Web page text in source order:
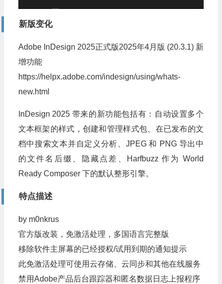
新版变化
Adobe InDesign 2025正式版2025年4月版 (20.3.1) 新
增功能
https://helpx.adobe.com/indesign/using/whats-
new.html
InDesign 2025 带来的新功能包括有：自动设置多个
文本框架的样式，创建和管理样式包、在已发布的文
档中搜索文本并自定义分析、JPEG 和 PNG 导出中
的文件名后缀、隐藏点差、Harfbuzz 作为 World
Ready Composer 下的默认整形引擎。
特点描述
by m0nkrus
官方版改装，免激活处理，多国语言完整版
移除软件主屏幕的已经授权/试用到期的通知提示
此免激活处理可使用云存储、云同步和其他在线服务
禁用Adobe产品后台跟踪器和匿名数据日志上报程序